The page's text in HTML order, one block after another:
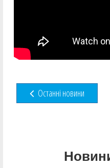
Останні новини